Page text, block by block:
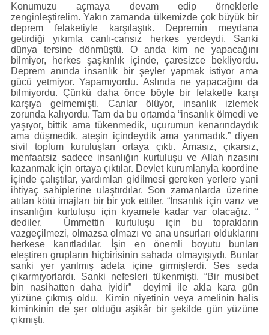
Konumuzu açmaya devam edip örneklerle
zenginleştirelim. Yakın zamanda ülkemizde çok büyük bir
deprem felaketiyle karşılaştık. Depremin meydana
getirdiği yıkımla canlı-cansız herkes yerdeydi. Sanki
dünya tersine dönmüştü. O anda kim ne yapacağını
bilmiyor, herkes şaşkınlık içinde, çaresizce bekliyordu.
Deprem anında insanlık bir şeyler yapmak istiyor ama
gücü yetmiyor. Yapamıyordu. Aslında ne yapacağını da
bilmiyordu. Çünkü daha önce böyle bir felaketle karşı
karşıya gelmemişti. Canlar ölüyor, insanlık izlemek
zorunda kalıyordu. Tam da bu ortamda “insanlık ölmedi ve
yaşıyor, bittik ama tükenmedik, uçurumun kenarındaydık
ama düşmedik, ateşin içindeydik ama yanmadık.” diyen
sivil toplum kuruluşları ortaya çıktı. Amasız, çıkarsız,
menfaatsiz sadece insanlığın kurtuluşu ve Allah rızasını
kazanmak için ortaya çıktılar. Devlet kurumlarıyla koordine
içinde çalıştılar, yardımları gidilmesi gereken yerlere yani
ihtiyaç sahiplerine ulaştırdılar. Son zamanlarda üzerine
atılan kötü imajları bir bir yok ettiler. “İnsanlık için varız ve
insanlığın kurtuluşu için kıyamete kadar var olacağız. “
dediler. Ümmettin kurtuluşu için bu toprakların
vazgeçilmezi, olmazsa olmazı ve ana unsurları olduklarını
herkese kanıtladılar. İşin en önemli boyutu bunları
eleştiren grupların hiçbirisinin sahada olmayışıydı. Bunlar
sanki yer yarılmış adeta içine girmişlerdi. Ses seda
çıkarmıyorlardı. Sanki nefesleri tükenmişti. “Bir musibet
bin nasihatten daha iyidir” deyimi ile akla kara gün
yüzüne çıkmış oldu. Kimin niyetinin veya amelinin halis
kiminkinin de şer olduğu aşikâr bir şekilde gün yüzüne
çıkmıştı.